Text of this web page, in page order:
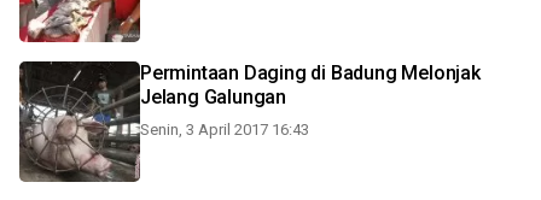
Permintaan Daging di Badung Melonjak
Jelang Galungan
Senin, 3 April 2017 16:43